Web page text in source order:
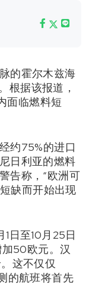
的霍尔木兹海
根据该报道，
面临燃料短
约75%的进口
日利亚的燃料
告称，“欧洲可
缺而开始出现
日至10月25日
50欧元。汉
这不仅仅
的航班将首先